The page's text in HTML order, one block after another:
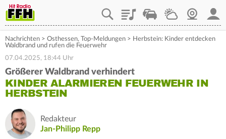
PlaylistStaupilotWetterWebcam
Nachrichten > Osthessen, Top-Meldungen > Herbstein: Kinder entdecken
Waldbrand und rufen die Feuerwehr
07.04.2025, 18:44 Uhr
Größerer Waldbrand verhindert
KINDER ALARMIEREN FEUERWEHR IN
HERBSTEIN
Redakteur
Jan-Philipp Repp